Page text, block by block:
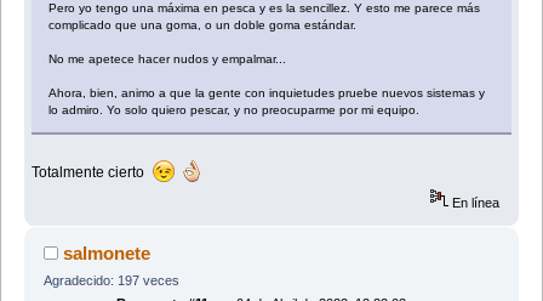
Pero yo tengo una máxima en pesca y es la sencillez. Y esto me parece más
complicado que una goma, o un doble goma estándar.
No me apetece hacer nudos y empalmar...
Ahora, bien, animo a que la gente con inquietudes pruebe nuevos sistemas y
lo admiro. Yo solo quiero pescar, y no preocuparme por mi equipo.
Totalmente cierto
En línea
salmonete
Agradecido: 197 veces